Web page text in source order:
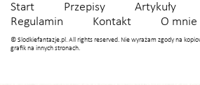
Start Przepisy Artykuły
Regulamin
Kontakt O mnie
© Slodkiefantazje.pl. All rights reserved. Nie wyrażam zgody na
grafik na innych stronach.